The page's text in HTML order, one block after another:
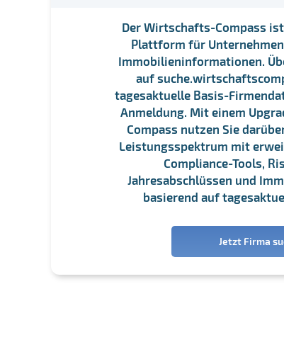
Der Wirtschafts-Compass
Plattform für
Immobilieninformationen.
auf
tagesaktuelle Basis-
Anmeldung. Mit einem
Compass nutzen Sie
Leistungsspektrum mit
Compliance-Tools,
Jahresabschlüssen und
basierend auf
Jetzt Firma